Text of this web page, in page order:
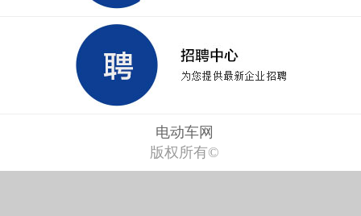
电动车网
版权所有©